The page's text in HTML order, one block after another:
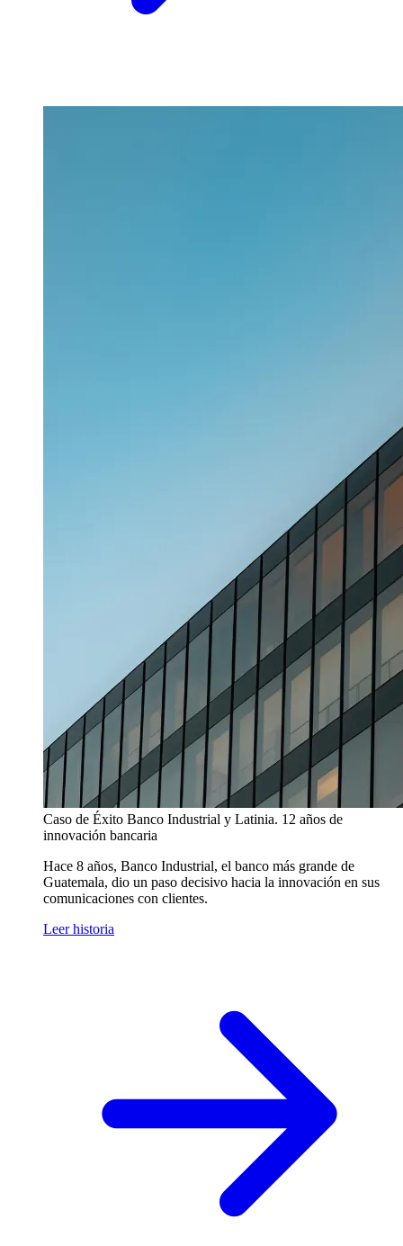
Caso de Éxito Banco Industrial y Latinia. 12 años de
innovación bancaria
Hace 8 años, Banco Industrial, el banco más grande de
Guatemala, dio un paso decisivo hacia la innovación en sus
comunicaciones con clientes.
Leer historia